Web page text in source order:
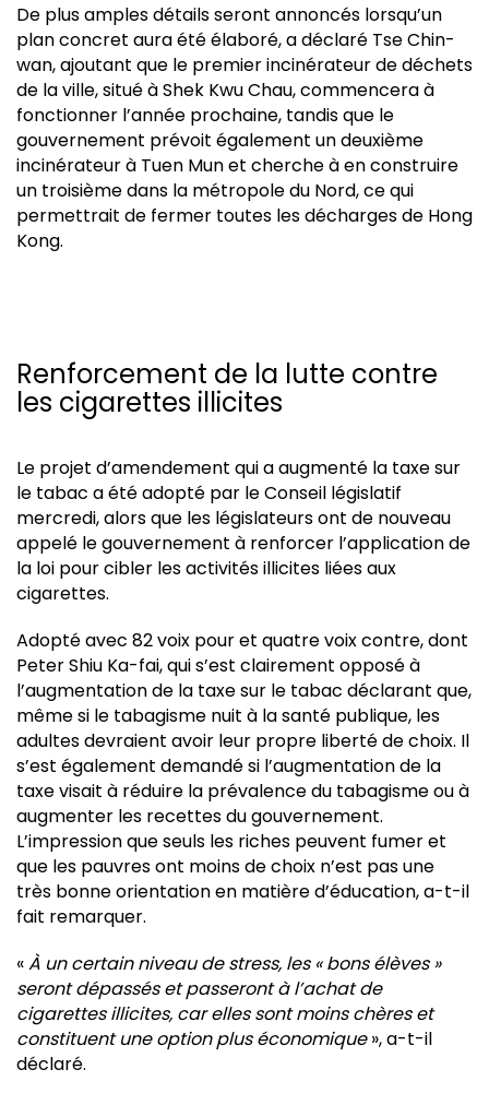
De plus amples détails seront annoncés lorsqu’un
plan concret aura été élaboré, a déclaré Tse Chin-
wan, ajoutant que le premier incinérateur de déchets
de la ville, situé à Shek Kwu Chau, commencera à
fonctionner l’année prochaine, tandis que le
gouvernement prévoit également un deuxième
incinérateur à Tuen Mun et cherche à en construire
un troisième dans la métropole du Nord, ce qui
permettrait de fermer toutes les décharges de Hong
Kong.
Renforcement de la lutte contre
les cigarettes illicites
Le projet d’amendement qui a augmenté la taxe sur
le tabac a été adopté par le Conseil législatif
mercredi, alors que les législateurs ont de nouveau
appelé le gouvernement à renforcer l’application de
la loi pour cibler les activités illicites liées aux
cigarettes.
Adopté avec 82 voix pour et quatre voix contre, dont
Peter Shiu Ka-fai, qui s’est clairement opposé à
l’augmentation de la taxe sur le tabac déclarant que,
même si le tabagisme nuit à la santé publique, les
adultes devraient avoir leur propre liberté de choix. Il
s’est également demandé si l’augmentation de la
taxe visait à réduire la prévalence du tabagisme ou à
augmenter les recettes du gouvernement.
L’impression que seuls les riches peuvent fumer et
que les pauvres ont moins de choix n’est pas une
très bonne orientation en matière d’éducation, a-t-il
fait remarquer.
«À un certain niveau de stress, les « bons élèves »
seront dépassés et passeront à l’achat de
cigarettes illicites, car elles sont moins chères et
constituent une option plus économique», a-t-il
déclaré.